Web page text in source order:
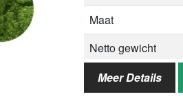
Maat
Netto gewicht
Grootte van het
product
Meer Details